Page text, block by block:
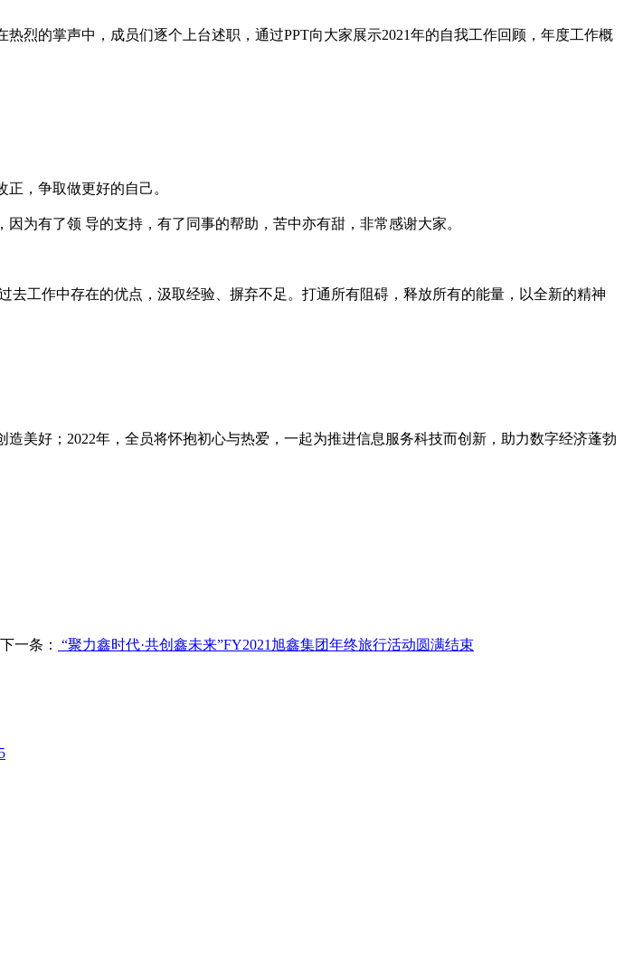
烈的掌声中，成员们逐个上台述职，通过PPT向大家展示2021年的自我工作回顾，年度工作概
，争取做更好的自己。
为有了领 导的支持，有了同事的帮助，苦中亦有甜，非常感谢大家。
工作中存在的优点，汲取经验、摒弃不足。打通所有阻碍，释放所有的能量，以全新的精神
美好；2022年，全员将怀抱初心与热爱，一起为推进信息服务科技而创新，助力数字经济蓬勃
下一条： “聚力鑫时代·共创鑫未来”FY2021旭鑫集团年终旅行活动圆满结束